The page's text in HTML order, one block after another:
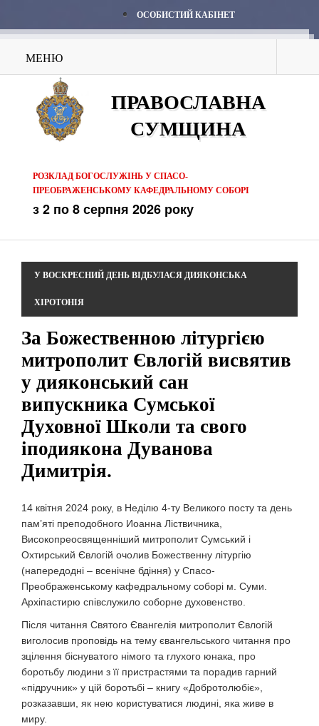
ОСОБИСТИЙ КАБІНЕТ
МЕНЮ
ПРАВОСЛАВНА
СУМЩИНА
РОЗКЛАД БОГОСЛУЖІНЬ У СПАСО-
ПРЕОБРАЖЕНСЬКОМУ КАФЕДРАЛЬНОМУ СОБОРІ
з 2 по 8 серпня 2026 року
У ВОСКРЕСНИЙ ДЕНЬ ВІДБУЛАСЯ ДИЯКОНСЬКА
ХІРОТОНІЯ
За Божественною літургією
митрополит Євлогій висвятив
у дияконський сан
випускника Сумської
Духовної Школи та свого
іподиякона Дуванова
Димитрія.
14 квітня 2024 року, в Неділю 4-ту Великого посту та день
пам’яті преподобного Иоанна Ліствичника,
Високопреосвященніший митрополит Сумський і
Охтирський Євлогій очолив Божественну літургію
(напередодні – всенічне бдіння) у Спасо-
Преображенському кафедральному соборі м. Суми.
Архіпастирю співслужило соборне духовенство.
Після читання Святого Євангелія митрополит Євлогій
виголосив проповідь на тему євангельського читання про
зцілення біснуватого німого та глухого юнака, про
боротьбу людини з її пристрастями та порадив гарний
«підручник» у цій боротьбі – книгу «Добротолюбіє»,
розказавши, як нею користуватися людині, яка живе в
миру.